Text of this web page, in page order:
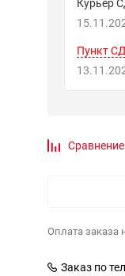
Курьер
Пункт
Сравнение
Оплата заказа
Заказ по